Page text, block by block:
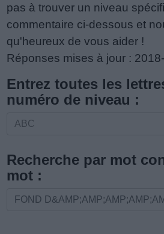
pas à trouver un niveau
commentaire ci-dessous et
qu'heureux de vous aider !
Réponses mises à jour :
Entrez toutes les
numéro de niveau :
Entrez
les
lettres
le
Recherche par mot
mot :
Recherche